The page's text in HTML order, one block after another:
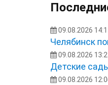
09.08.2026
Челябинск
09.08.2026
Детские
09.08.2026